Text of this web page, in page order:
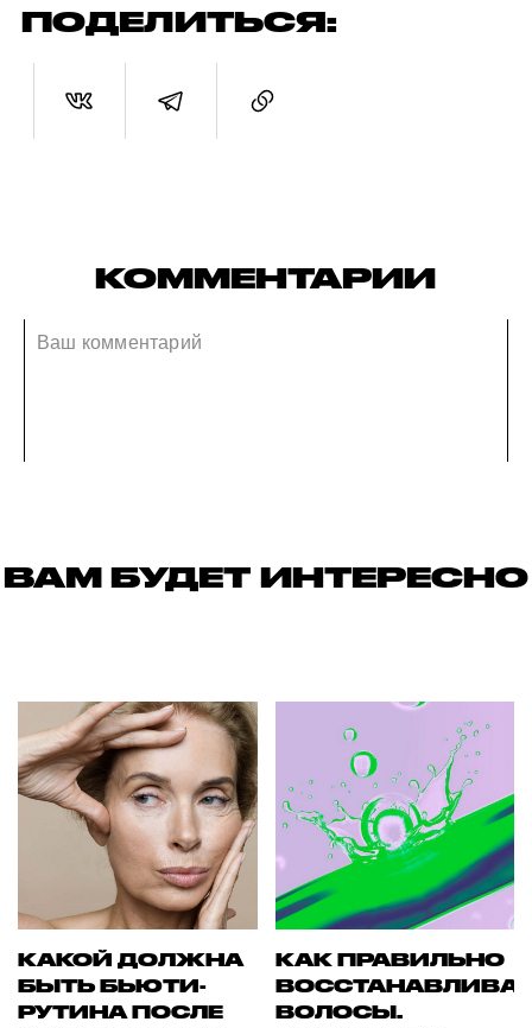
ПОДЕЛИТЬСЯ:
КОММЕНТАРИИ
ВАМ БУДЕТ ИНТЕРЕСНО
КАКОЙ ДОЛЖНА
БЫТЬ БЬЮТИ-
РУТИНА ПОСЛЕ
КАК ПРАВИЛЬНО
ВОЛОСЫ.